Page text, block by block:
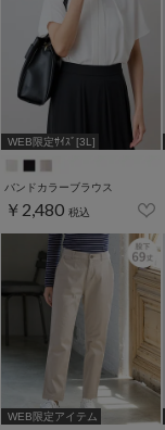
WEB限定ｻｲｽﾞ[3L]
バンドカラーブラウス
￥2,480 税込
WEB限定アイテム